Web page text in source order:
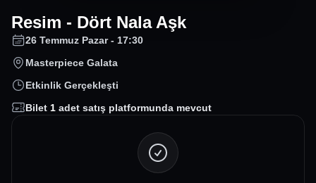
Resim - Dört Nala Aşk
26 Temmuz Pazar - 17:30
Masterpiece Galata
Etkinlik Gerçekleşti
Bilet 1 adet satış platformunda mevcut